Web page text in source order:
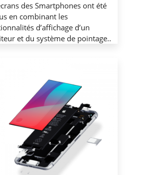
des Smartphones ont été
en combinant les
d’affichage d’un
et du système de pointage..